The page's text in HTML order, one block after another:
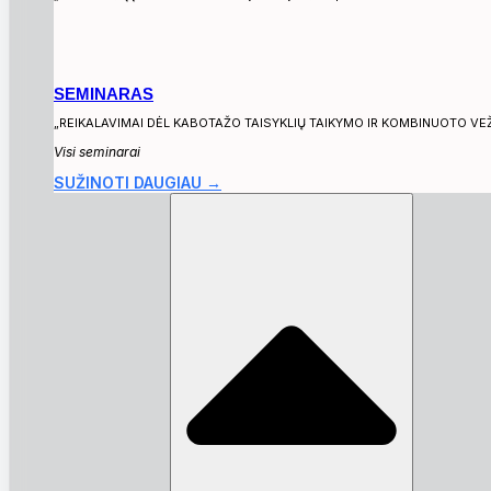
SEMINARAS
„REIKALAVIMAI DĖL KABOTAŽO TAISYKLIŲ TAIKYMO IR KOMBINUOTO
Visi seminarai
SUŽINOTI DAUGIAU →